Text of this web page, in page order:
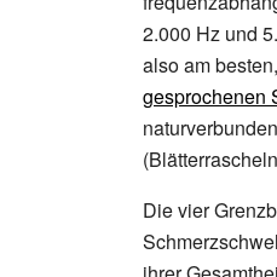
2.000 Hz und
also am
gesprochenen
Die vier